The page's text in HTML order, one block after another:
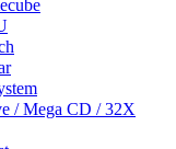
/ Mega CD / 32X